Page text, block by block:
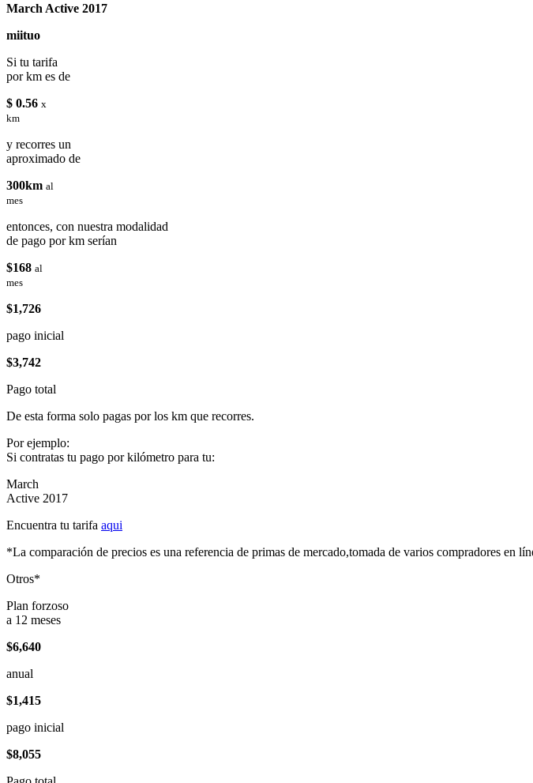
March Active 2017
miituo
Si tu tarifa
por km es de
$ 0.56 x
km
y recorres un
aproximado de
300km al
mes
entonces, con nuestra modalidad
de pago por km serían
$168 al
mes
$1,726
pago inicial
$3,742
Pago total
De esta forma solo pagas por los km que recorres.
Por ejemplo:
Si contratas tu pago por kilómetro para tu:
March
Active 2017
Encuentra tu tarifa aqui
*La comparación de precios es una referencia de primas de mercado,tomada de varios compradores en
Otros*
Plan forzoso
a 12 meses
$6,640
anual
$1,415
pago inicial
$8,055